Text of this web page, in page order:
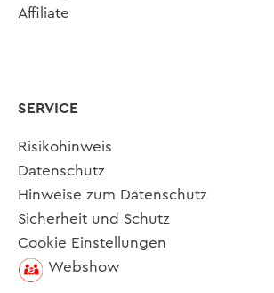
Affiliate
SERVICE
Risikohinweis
Datenschutz
Hinweise zum Datenschutz
Sicherheit und Schutz
Cookie Einstellungen
Webshow